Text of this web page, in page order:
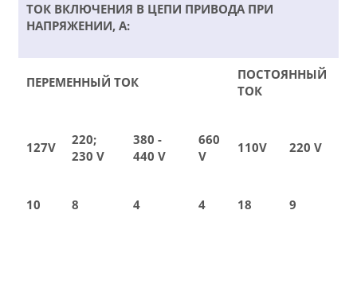
ТОК ВКЛЮЧЕНИЯ В ЦЕПИ ПРИВОДА ПРИ
НАПРЯЖЕНИИ, А:
ПЕРЕМЕННЫЙ ТОК
ПОСТОЯННЫЙ
ТОК
127V
220;
230 V
380 -
440 V
660
V
110V 220 V
10 8 4 4 18 9